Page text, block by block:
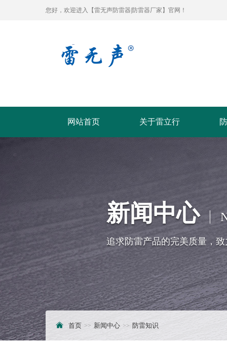
您好，欢迎进入【雷无声防雷器|防雷器厂家】官网！
网站首页 关于雷立行
新闻中心
追求防雷产品的完美质量，
首页 新闻中心 防雷知识